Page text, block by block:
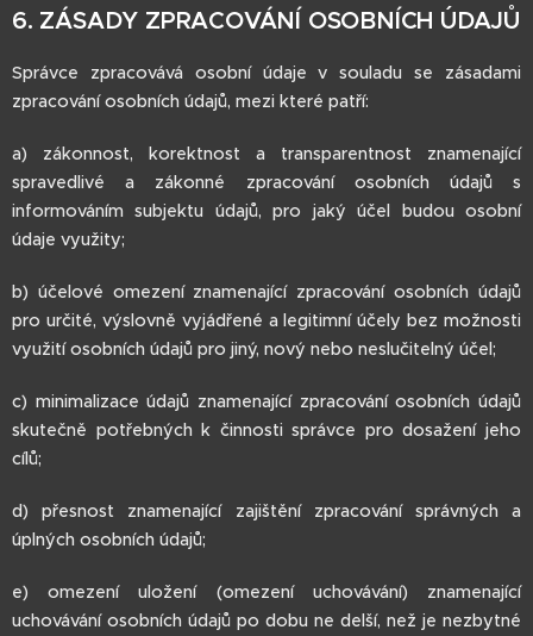
6. ZÁSADY ZPRACOVÁNÍ OSOBNÍCH ÚDAJŮ
Správce zpracovává osobní údaje v souladu se zásadami
zpracování osobních údajů, mezi které patří:
a) zákonnost, korektnost a transparentnost znamenající
spravedlivé a zákonné zpracování osobních údajů s
informováním subjektu údajů, pro jaký účel budou osobní
údaje využity;
b) účelové omezení znamenající zpracování osobních údajů
pro určité, výslovně vyjádřené a legitimní účely bez možnosti
využití osobních údajů pro jiný, nový nebo neslučitelný účel;
c) minimalizace údajů znamenající zpracování osobních údajů
skutečně potřebných k činnosti správce pro dosažení jeho
cílů;
d) přesnost znamenající zajištění zpracování správných a
úplných osobních údajů;
e) omezení uložení (omezení uchovávání) znamenající
uchovávání osobních údajů po dobu ne delší, než je nezbytné